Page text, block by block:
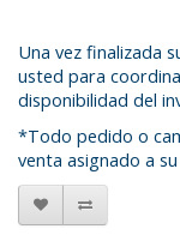
Una vez finalizada
usted para
disponibilidad del
*Todo pedido o
venta asignado a